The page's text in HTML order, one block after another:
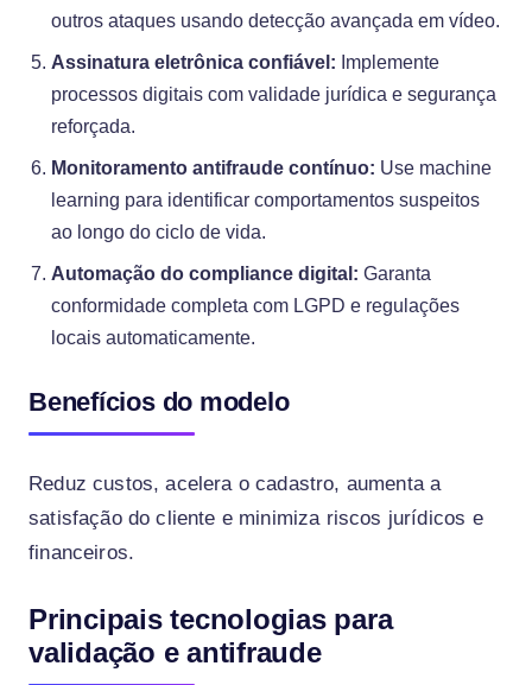
outros ataques usando detecção avançada em vídeo.
Assinatura eletrônica confiável: Implemente
processos digitais com validade jurídica e segurança
reforçada.
Monitoramento antifraude contínuo: Use machine
learning para identificar comportamentos suspeitos
ao longo do ciclo de vida.
Automação do compliance digital: Garanta
conformidade completa com LGPD e regulações
locais automaticamente.
Benefícios do modelo
Reduz custos, acelera o cadastro, aumenta a
satisfação do cliente e minimiza riscos jurídicos e
financeiros.
Principais tecnologias para
validação e antifraude